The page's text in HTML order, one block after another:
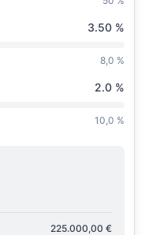
3.50 %
8,0 %
2.0 %
10,0 %
225.000,00 €